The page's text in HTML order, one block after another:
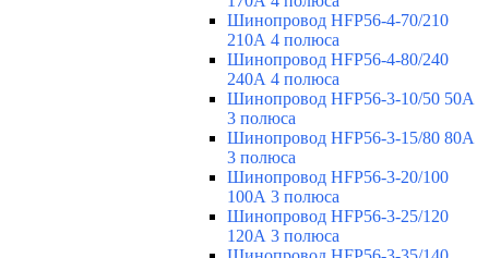
Шинопровод HFP56-4-70/210
210А 4 полюса
Шинопровод HFP56-4-80/240
240А 4 полюса
Шинопровод HFP56-3-10/50 50А
3 полюса
Шинопровод HFP56-3-15/80 80А
3 полюса
Шинопровод HFP56-3-20/100
100А 3 полюса
Шинопровод HFP56-3-25/120
120А 3 полюса